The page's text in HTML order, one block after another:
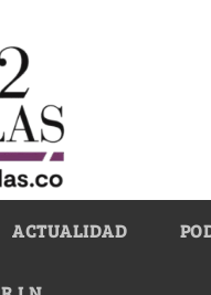
ACTUALIDAD